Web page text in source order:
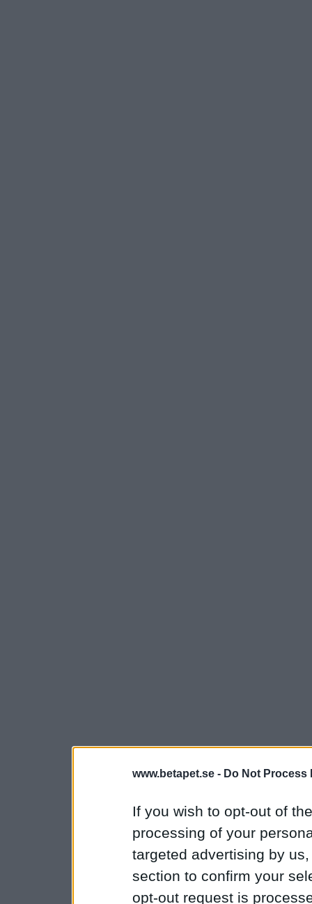
www.betapet.se - Do Not Process
If you wish to opt-out of
processing of your
targeted advertising by
section to confirm your
opt-out request is